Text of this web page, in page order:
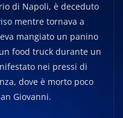
di Napoli, è deceduto
mentre tornava a
mangiato un panino
food truck durante un
nei pressi di
dove è morto poco
Giovanni.